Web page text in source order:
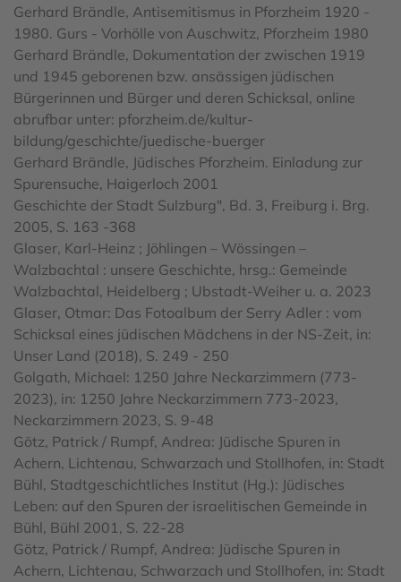
Gerhard Brändle, Antisemitismus in Pforzheim 1920 -
1980. Gurs - Vorhölle von Auschwitz, Pforzheim 1980
Gerhard Brändle, Dokumentation der zwischen 1919
und 1945 geborenen bzw. ansässigen jüdischen
Bürgerinnen und Bürger und deren Schicksal, online
abrufbar unter: pforzheim.de/kultur-
bildung/geschichte/juedische-buerger
Gerhard Brändle, Jüdisches Pforzheim. Einladung zur
Spurensuche, Haigerloch 2001
Geschichte der Stadt Sulzburg", Bd. 3, Freiburg i. Brg.
2005, S. 163 -368
Glaser, Karl-Heinz ; Jöhlingen – Wössingen –
Walzbachtal : unsere Geschichte, hrsg.: Gemeinde
Walzbachtal, Heidelberg ; Ubstadt-Weiher u. a. 2023
Glaser, Otmar: Das Fotoalbum der Serry Adler : vom
Schicksal eines jüdischen Mädchens in der NS-Zeit, in:
Unser Land (2018), S. 249 - 250
Golgath, Michael: 1250 Jahre Neckarzimmern (773-
2023), in: 1250 Jahre Neckarzimmern 773-2023,
Neckarzimmern 2023, S. 9-48
Götz, Patrick / Rumpf, Andrea: Jüdische Spuren in
Achern, Lichtenau, Schwarzach und Stollhofen, in: Stadt
Bühl, Stadtgeschichtliches Institut (Hg.): Jüdisches
Leben: auf den Spuren der israelitischen Gemeinde in
Bühl, Bühl 2001, S. 22-28
Götz, Patrick / Rumpf, Andrea: Jüdische Spuren in
Achern, Lichtenau, Schwarzach und Stollhofen, in: Stadt